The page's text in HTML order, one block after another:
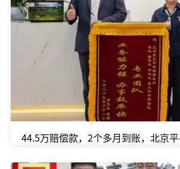
44.5万赔偿款，2个多月到账，北京